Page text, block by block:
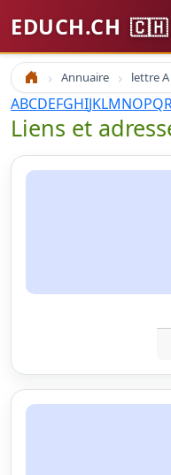
EDUCH.CH 🇨🇭
Accueil Annuaire lettre A
ABCDEFGHIJKLMNOPQ
Liens et